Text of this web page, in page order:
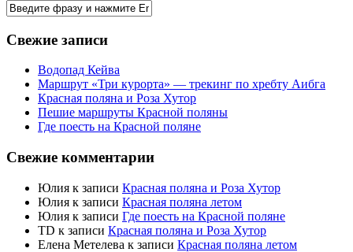
Свежие записи
Водопад Кейва
Маршрут «Три курорта» — трекинг по хребту Аибга
Красная поляна и Роза Хутор
Пешие маршруты Красной поляны
Где поесть на Красной поляне
Свежие комментарии
Юлия к записи Красная поляна и Роза Хутор
Юлия к записи Красная поляна летом
Юлия к записи Где поесть на Красной поляне
TD к записи Красная поляна и Роза Хутор
Елена Метелева к записи Красная поляна летом